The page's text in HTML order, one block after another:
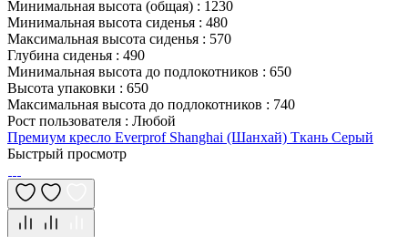
Минимальная высота (общая) : 1230
Минимальная высота сиденья : 480
Максимальная высота сиденья : 570
Глубина сиденья : 490
Минимальная высота до подлокотников : 650
Высота упаковки : 650
Максимальная высота до подлокотников : 740
Рост пользователя : Любой
Премиум кресло Everprof Shanghai (Шанхай) Ткань Серый
Быстрый просмотр